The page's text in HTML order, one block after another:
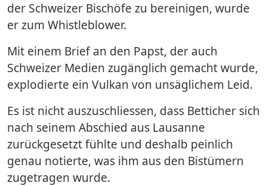
der Schweizer Bischöfe zu bereinigen, wurde
er zum Whistleblower.
Mit einem Brief an den Papst, der auch
Schweizer Medien zugänglich gemacht wurde,
explodierte ein Vulkan von unsäglichem Leid.
Es ist nicht auszuschliessen, dass Betticher sich
nach seinem Abschied aus Lausanne
zurückgesetzt fühlte und deshalb peinlich
genau notierte, was ihm aus den Bistümern
zugetragen wurde.